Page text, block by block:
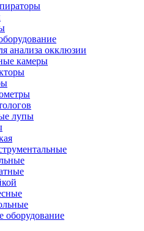
анализа окклюзии
камеры
лупы
оборудование